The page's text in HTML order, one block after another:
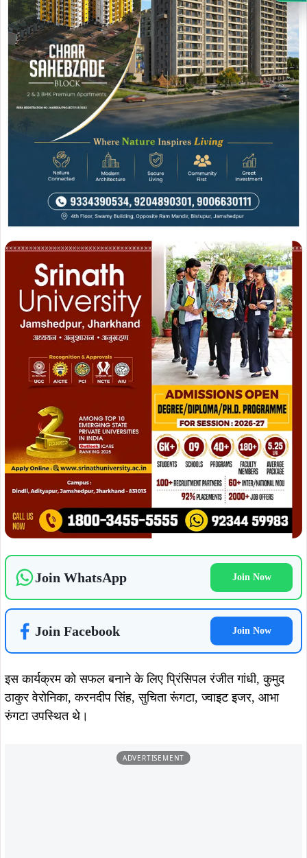
Join WhatsApp Join Now
Join Facebook Join Now
इस कार्यक्रम को सफल बनाने के लिए प्रिंसिपल रंजीत गांधी, कुमुद
ठाकुर वेरोनिका, करनदीप सिंह, सुचिता रूंगटा, ज्वाइट इजर, आभा
रुंगटा उपस्थित थे।
ADVERTISEMENT